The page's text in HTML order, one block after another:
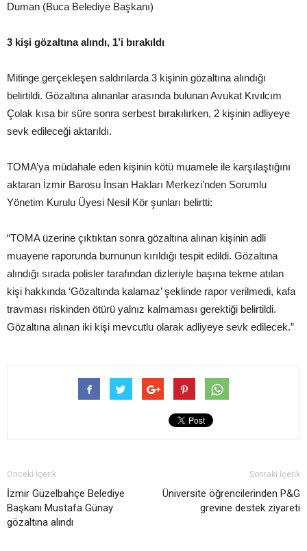
Duman (Buca Belediye Başkanı)
3 kişi gözaltına alındı, 1’i bırakıldı
Mitinge gerçekleşen saldırılarda 3 kişinin gözaltına alındığı
belirtildi. Gözaltına alınanlar arasında bulunan Avukat Kıvılcım
Çolak kısa bir süre sonra serbest bırakılırken, 2 kişinin adliyeye
sevk edileceği aktarıldı.
TOMA’ya müdahale eden kişinin kötü muamele ile karşılaştığını
aktaran İzmir Barosu İnsan Hakları Merkezi’nden Sorumlu
Yönetim Kurulu Üyesi Nesil Kör şunları belirtti:
“TOMA üzerine çıktıktan sonra gözaltına alınan kişinin adli
muayene raporunda burnunun kırıldığı tespit edildi. Gözaltına
alındığı sırada polisler tarafından dizleriyle başına tekme atılan
kişi hakkında ‘Gözaltında kalamaz’ şeklinde rapor verilmedi, kafa
travması riskinden ötürü yalnız kalmaması gerektiği belirtildi.
Gözaltına alınan iki kişi mevcutlu olarak adliyeye sevk edilecek.”
Önceki İçerik
İzmir Güzelbahçe Belediye
Başkanı Mustafa Günay
gözaltına alındı
Sonraki İçerik
Üniversite öğrencilerinden P&G
grevine destek ziyareti